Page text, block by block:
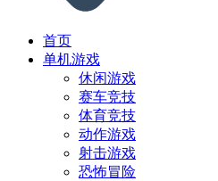
首页
单机游戏
休闲游戏
赛车竞技
体育竞技
动作游戏
射击游戏
恐怖冒险